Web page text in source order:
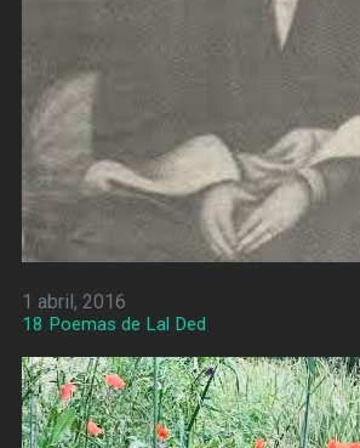
1 abril, 2016
18 Poemas de Lal Ded